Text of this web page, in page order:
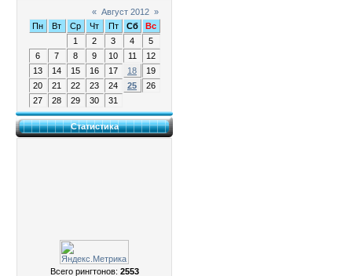
« Август 2012 »
Пн
Вт Ср Чт Пт Сб
Вс
1
2 3 4
5
6
7 8 9 10 11
12
13
14 15 16 17 18
19
20
21 22 23 24 25
26
27
28 29 30 31
Статистика
Всего рингтонов: 2553